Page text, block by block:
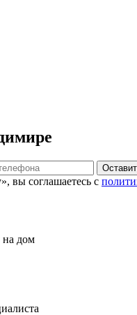
вы соглашаетесь с
на дом